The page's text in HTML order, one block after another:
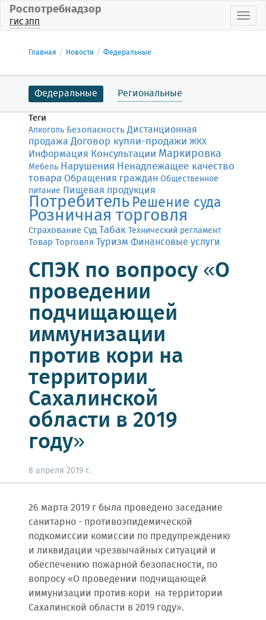
Роспотребнадзор
ГИС ЗПП
Главная Новости Федеральные
Федеральные Региональные
Теги
Алкоголь БезопасностьДистанционная
продажа Договор купли-продажи ЖКХ
Информация Консультации Маркировка
Мебель Нарушения Ненадлежащее качество
товара Обращения граждан Общественное
питание Пищевая продукция
ПотребительРешение суда
Розничная торговля
СтрахованиеСудТабакТехнический регламент
Товар Торговля Туризм Финансовые услуги
СПЭК по вопросу «О
проведении
подчищающей
иммунизации
против кори на
территории
Сахалинской
области в 2019
году»
8 апреля 2019 г.
26 марта 2019 г была проведено заседание
санитарно - противоэпидемической
подкомиссии комиссии по предупреждению
и ликвидации чрезвычайных ситуаций и
обеспечению пожарной безопасности, по
вопросу «О проведении подчищающей
иммунизации против кори на территории
Сахалинской области в 2019 году».